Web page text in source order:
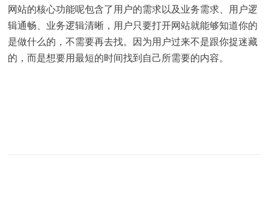
网站的核心功能呢包含了用户的需求以及业务需求、用户逻
辑通畅、业务逻辑清晰，用户只要打开网站就能够知道你的
是做什么的，不需要再去找。因为用户过来不是跟你捉迷藏
的，而是想要用最短的时间找到自己所需要的内容。